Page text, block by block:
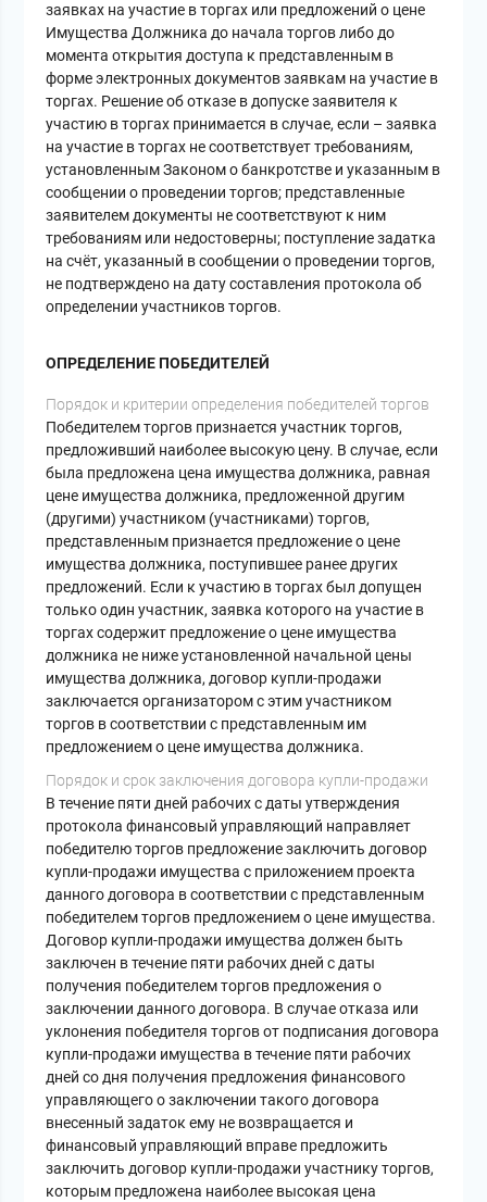
заявках на участие в торгах или предложений о цене
Имущества Должника до начала торгов либо до
момента открытия доступа к представленным в
форме электронных документов заявкам на участие в
торгах. Решение об отказе в допуске заявителя к
участию в торгах принимается в случае, если – заявка
на участие в торгах не соответствует требованиям,
установленным Законом о банкротстве и указанным в
сообщении о проведении торгов; представленные
заявителем документы не соответствуют к ним
требованиям или недостоверны; поступление задатка
на счёт, указанный в сообщении о проведении торгов,
не подтверждено на дату составления протокола об
определении участников торгов.
ОПРЕДЕЛЕНИЕ ПОБЕДИТЕЛЕЙ
Порядок и критерии определения победителей торгов
Победителем торгов признается участник торгов,
предложивший наиболее высокую цену. В случае, если
была предложена цена имущества должника, равная
цене имущества должника, предложенной другим
(другими) участником (участниками) торгов,
представленным признается предложение о цене
имущества должника, поступившее ранее других
предложений. Если к участию в торгах был допущен
только один участник, заявка которого на участие в
торгах содержит предложение о цене имущества
должника не ниже установленной начальной цены
имущества должника, договор купли-продажи
заключается организатором с этим участником
торгов в соответствии с представленным им
предложением о цене имущества должника.
Порядок и срок заключения договора купли-продажи
В течение пяти дней рабочих с даты утверждения
протокола финансовый управляющий направляет
победителю торгов предложение заключить договор
купли-продажи имущества с приложением проекта
данного договора в соответствии с представленным
победителем торгов предложением о цене имущества.
Договор купли-продажи имущества должен быть
заключен в течение пяти рабочих дней с даты
получения победителем торгов предложения о
заключении данного договора. В случае отказа или
уклонения победителя торгов от подписания договора
купли-продажи имущества в течение пяти рабочих
дней со дня получения предложения финансового
управляющего о заключении такого договора
внесенный задаток ему не возвращается и
финансовый управляющий вправе предложить
заключить договор купли-продажи участнику торгов,
которым предложена наиболее высокая цена